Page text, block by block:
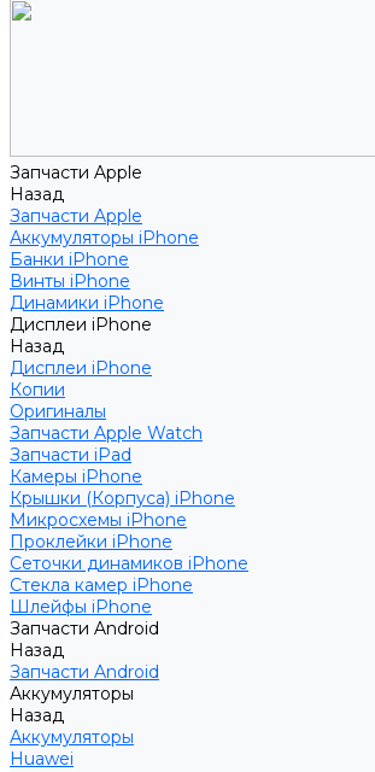
Запчасти Apple
Назад
Запчасти Apple
Аккумуляторы iPhone
Банки iPhone
Винты iPhone
Динамики iPhone
Дисплеи iPhone
Назад
Дисплеи iPhone
Копии
Оригиналы
Запчасти Apple Watch
Запчасти iPad
Камеры iPhone
Крышки (Корпуса) iPhone
Микросхемы iPhone
Проклейки iPhone
Сеточки динамиков iPhone
Стекла камер iPhone
Шлейфы iPhone
Запчасти Android
Назад
Запчасти Android
Аккумуляторы
Назад
Аккумуляторы
Huawei